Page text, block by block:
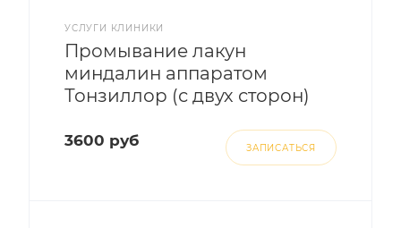
УСЛУГИ КЛИНИКИ
Промывание лакун
миндалин аппаратом
Тонзиллор (с двух сторон)
3600 руб ЗАПИСАТЬСЯ